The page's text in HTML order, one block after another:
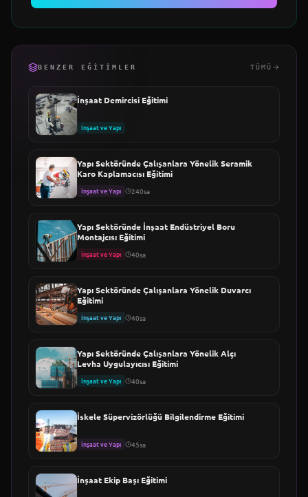
BENZER EĞITIMLER TÜMÜ
İnşaat Demircisi Eğitimi
İnşaat ve Yapı
Yapı Sektöründe Çalışanlara Yönelik Seramik
Karo Kaplamacısı Eğitimi
İnşaat ve Yapı 240sa
Yapı Sektöründe İnşaat Endüstriyel Boru
Montajcısı Eğitimi
İnşaat ve Yapı 40sa
Yapı Sektöründe Çalışanlara Yönelik Duvarcı
Eğitimi
İnşaat ve Yapı 40sa
Yapı Sektöründe Çalışanlara Yönelik Alçı
Levha Uygulayıcısı Eğitimi
İnşaat ve Yapı 40sa
İskele Süpervizörlüğü Bilgilendirme Eğitimi
İnşaat ve Yapı 45sa
İnşaat Ekip Başı Eğitimi